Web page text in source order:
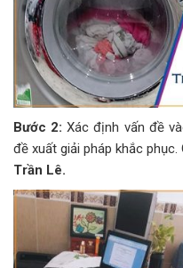
Bước 2: Xác định vấn đề
đề xuất giải pháp khắc
Trần Lê.